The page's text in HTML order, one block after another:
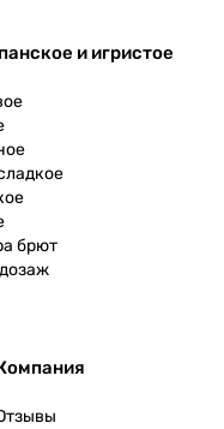
и игристое
брют